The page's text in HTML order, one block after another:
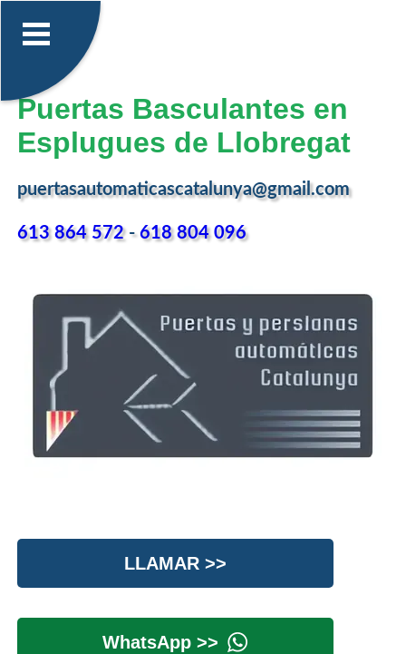
Puertas Basculantes en
Esplugues de Llobregat
puertasautomaticascatalunya@gmail.com
613 864 572-618 804 096
LLAMAR >>
WhatsApp >>